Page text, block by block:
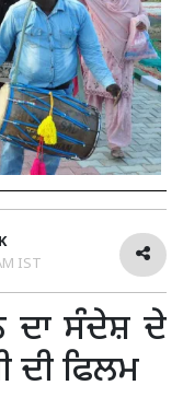
IST
ਦਾ ਸੰਦੇਸ਼ ਦੇ
ਦੀ ਫਿਲਮ